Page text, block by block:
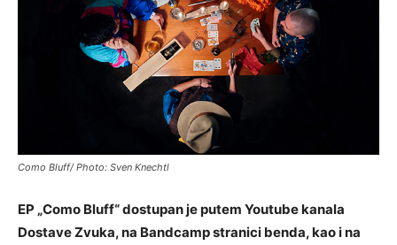
Como Bluff/ Photo: Sven Knechtl
EP „Como Bluff“ dostupan je putem Youtube kanala
Dostave Zvuka, na Bandcamp stranici benda, kao i na